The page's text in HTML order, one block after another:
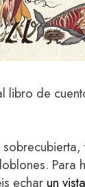
libro de
Para
echar un